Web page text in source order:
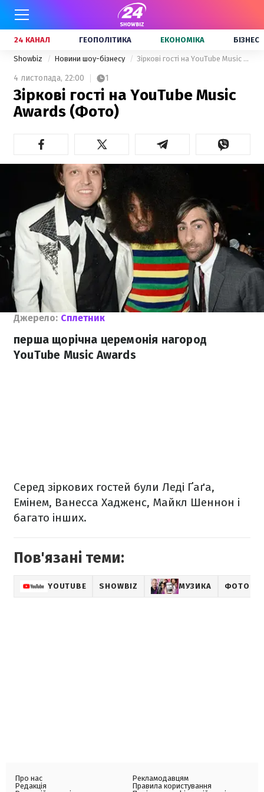
24 КАНАЛ ГЕОПОЛІТИКА ЕКОНОМІКА БІЗНЕС
Showbiz Новини шоу-бізнесу Зіркові гості на YouTube Music Awards (Фото)
4 листопада, 22:00 1
Зіркові гості на YouTube Music
Awards (Фото)
Джерело: Сплетник
перша щорічна церемонія нагород
YouTube Music Awards
Серед зіркових гостей були Леді Ґаґа,
Емінем, Ванесса Хадженс, Майкл Шеннон і
багато інших.
Пов'язані теми:
YOUTUBE SHOWBIZ МУЗИКА
Про нас
Редакція
Рекламодавцям
Правила користування